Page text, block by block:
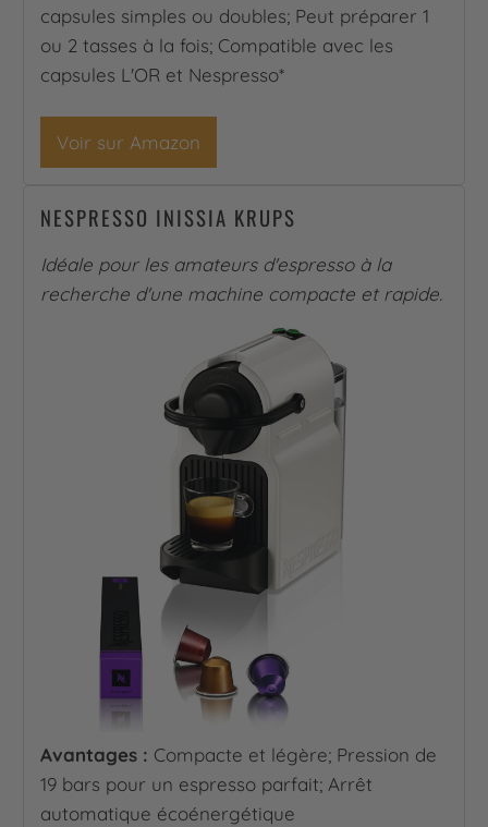
capsules simples ou doubles; Peut préparer 1
ou 2 tasses à la fois; Compatible avec les
capsules L'OR et Nespresso*
Voir sur Amazon
NESPRESSO INISSIA KRUPS
Idéale pour les amateurs d'espresso à la
recherche d'une machine compacte et rapide.
Avantages : Compacte et légère; Pression de
19 bars pour un espresso parfait; Arrêt
automatique écoénergétique